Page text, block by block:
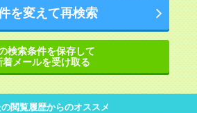
を変えて再検索
検索条件を保存して
着メールを受け取る
閲覧履歴からのオススメ